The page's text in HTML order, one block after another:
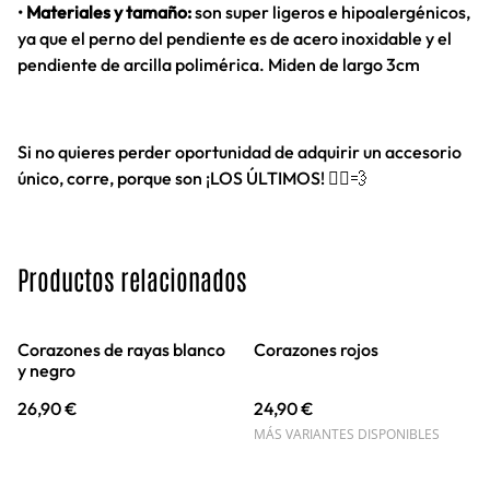
• Materiales y tamaño:son super ligeros e hipoalergénicos,
ya que el perno del pendiente es de acero inoxidable y el
pendiente de arcilla polimérica. Miden de largo 3cm
Si no quieres perder oportunidad de adquirir un accesorio
único, corre, porque son ¡LOS ÚLTIMOS! 🏃‍♀️💨
Productos relacionados
Corazones de rayas blanco
y negro
26,90 €
Corazones rojos
24,90 €
MÁS VARIANTES DISPONIBLES